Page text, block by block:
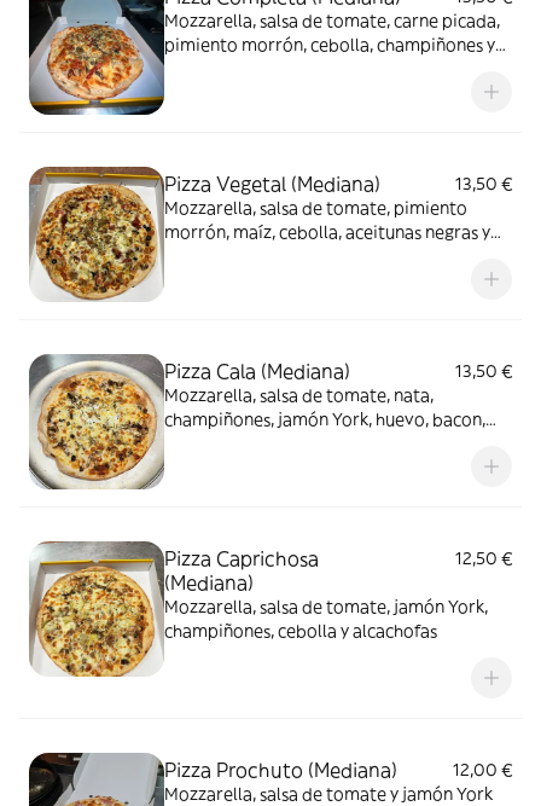
Mozzarella, salsa de tomate, carne picada,
pimiento morrón, cebolla, champiñones y
Pizza Vegetal (Mediana)
13,50 €
Mozzarella, salsa de tomate, pimiento
morrón, maíz, cebolla, aceitunas negras y
Pizza Cala (Mediana)
13,50 €
Mozzarella, salsa de tomate, nata,
champiñones, jamón York, huevo, bacon,
Pizza Caprichosa
(Mediana)
12,50 €
Mozzarella, salsa de tomate, jamón York,
champiñones, cebolla y alcachofas
Pizza Prochuto (Mediana)
12,00 €
Mozzarella, salsa de tomate y jamón York